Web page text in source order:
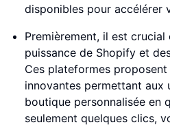
disponibles pour accélérer
Premièrement, il est
puissance de Shopify et
Ces plateformes
innovantes permettant aux
boutique personnalisée en
seulement quelques clics,